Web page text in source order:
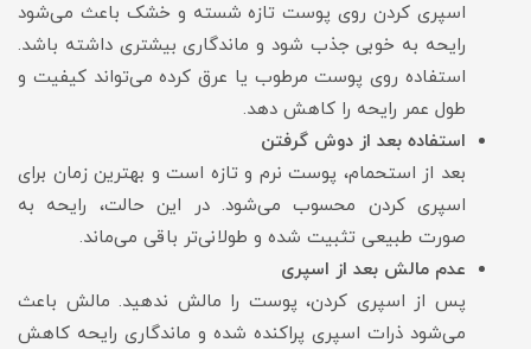
اسپری کردن روی پوست تازه شسته و خشک باعث می‌شود
رایحه به خوبی جذب شود و ماندگاری بیشتری داشته باشد.
استفاده روی پوست مرطوب یا عرق کرده می‌تواند کیفیت و
طول عمر رایحه را کاهش دهد.
استفاده بعد از دوش گرفتن
بعد از استحمام، پوست نرم و تازه است و بهترین زمان برای
اسپری کردن محسوب می‌شود. در این حالت، رایحه به
صورت طبیعی تثبیت شده و طولانی‌تر باقی می‌ماند.
عدم مالش بعد از اسپری
پس از اسپری کردن، پوست را مالش ندهید. مالش باعث
می‌شود ذرات اسپری پراکنده شده و ماندگاری رایحه کاهش